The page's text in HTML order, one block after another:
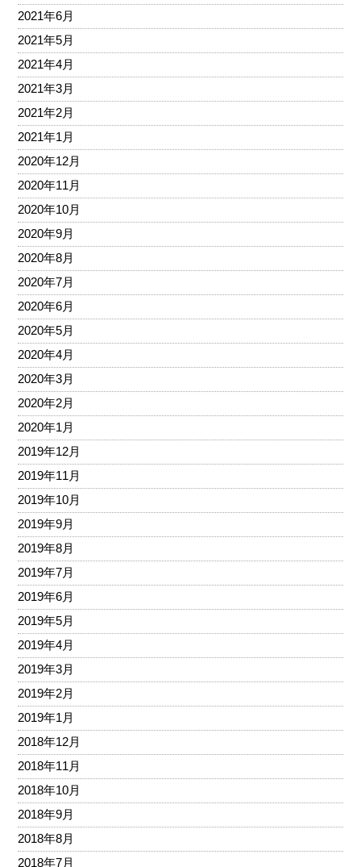
2021年6月
2021年5月
2021年4月
2021年3月
2021年2月
2021年1月
2020年12月
2020年11月
2020年10月
2020年9月
2020年8月
2020年7月
2020年6月
2020年5月
2020年4月
2020年3月
2020年2月
2020年1月
2019年12月
2019年11月
2019年10月
2019年9月
2019年8月
2019年7月
2019年6月
2019年5月
2019年4月
2019年3月
2019年2月
2019年1月
2018年12月
2018年11月
2018年10月
2018年9月
2018年8月
2018年7月